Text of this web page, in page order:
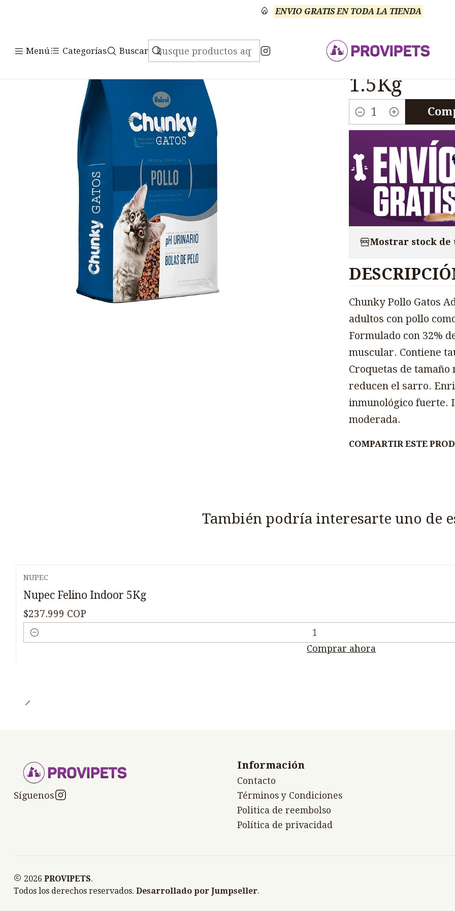
Menú Categorías Buscar
ENVIO GRATIS EN TODA LA TIENDA
Gatos Chunky Chunky Pollo Gatos
Chunky
1.5Kg
Cantidad
Mostrar stock de
Chunky Pollo Gatos
adultos con pollo
Formulado con 32%
muscular. Contiene
Croquetas de
reducen el sarro.
inmunológico fuerte.
moderada.
COMPARTIR ESTE
También podría interesarte uno de
NUPEC
Nupec Felino Indoor 5Kg
$237.999 COP
Cantidad
Comprar ahora
Síguenos
Información
Contacto
Términos y Condiciones
Politica de reembolso
Política de privacidad
2026 PROVIPETS.
Todos los derechos reservados. Desarrollado por Jumpseller.